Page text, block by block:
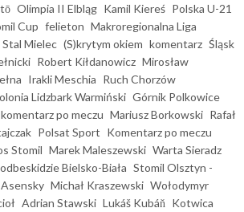
Olimpia II Elbląg Kamil Kiereś Polska U-21
Cup felieton Makroregionalna Liga
Stal Mielec (S)krytym okiem komentarz Śląsk
Robert Kiłdanowicz Mirosław
Irakli Meschia Ruch Chorzów
Lidzbark Warmiński Górnik Polkowice
komentarz po meczu Mariusz Borkowski Rafał
Polsat Sport Komentarz po meczu
Stomil Marek Maleszewski Warta Sieradz
Bielsko-Biała Stomil Olsztyn -
Michał Kraszewski Wołodymyr
Adrian Stawski Lukáš Kubáň Kotwica